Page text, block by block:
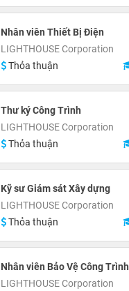
Nhân viên Thiết Bị Điện
LIGHTHOUSE Corporation
Thỏa thuận
Thư ký Công Trình
LIGHTHOUSE Corporation
Thỏa thuận
Kỹ sư Giám sát Xây dựng
LIGHTHOUSE Corporation
Thỏa thuận
Nhân viên Bảo Vệ Công Trình
LIGHTHOUSE Corporation